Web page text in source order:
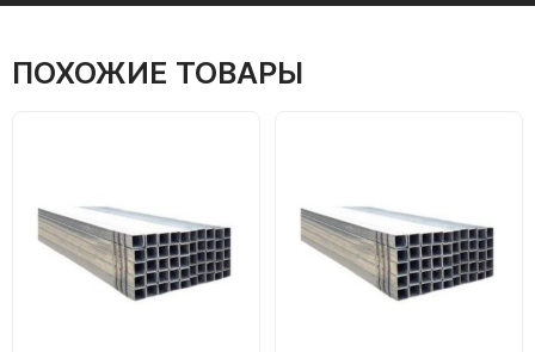
ПОХОЖИЕ ТОВАРЫ